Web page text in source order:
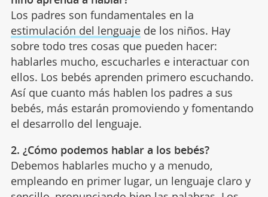
Los padres son fundamentales en la
estimulación del lenguajede los niños. Hay
sobre todo tres cosas que pueden hacer:
hablarles mucho, escucharles e interactuar con
ellos. Los bebés aprenden primero escuchando.
Así que cuanto más hablen los padres a sus
bebés, más estarán promoviendo y fomentando
el desarrollo del lenguaje.
2. ¿Cómo podemos hablar a los bebés?
Debemos hablarles mucho y a menudo,
empleando en primer lugar, un lenguaje claro y